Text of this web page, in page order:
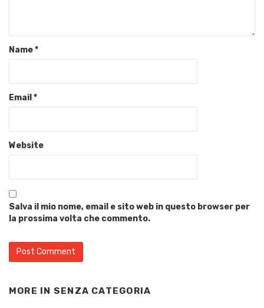
Name*
Email*
Website
Salva il mio nome, email e sito web in questo browser per
la prossima volta che commento.
MORE IN SENZA CATEGORIA